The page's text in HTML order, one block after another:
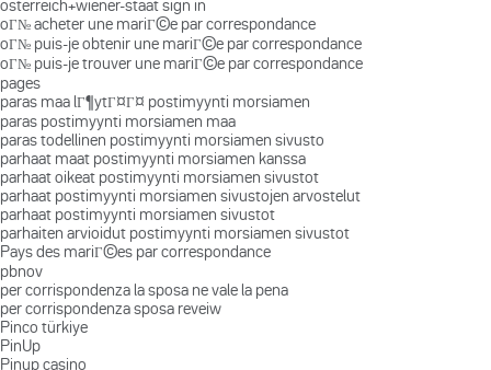
osterreich+wiener-staat sign in
oГ№ acheter une mariГ©e par correspondance
oГ№ puis-je obtenir une mariГ©e par correspondance
oГ№ puis-je trouver une mariГ©e par correspondance
pages
paras maa lГ¶ytГ¤Г¤ postimyynti morsiamen
paras postimyynti morsiamen maa
paras todellinen postimyynti morsiamen sivusto
parhaat maat postimyynti morsiamen kanssa
parhaat oikeat postimyynti morsiamen sivustot
parhaat postimyynti morsiamen sivustojen arvostelut
parhaat postimyynti morsiamen sivustot
parhaiten arvioidut postimyynti morsiamen sivustot
Pays des mariГ©es par correspondance
pbnov
per corrispondenza la sposa ne vale la pena
per corrispondenza sposa reveiw
Pinco türkiye
PinUp
Pinup casino